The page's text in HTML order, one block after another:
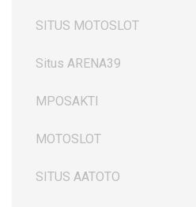
SITUS MOTOSLOT
Situs ARENA39
MPOSAKTI
MOTOSLOT
SITUS AATOTO